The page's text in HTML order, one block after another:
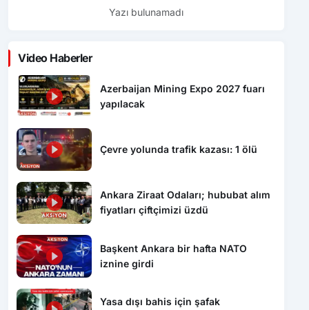
Yazı bulunamadı
Video Haberler
Azerbaijan Mining Expo 2027 fuarı
yapılacak
Çevre yolunda trafik kazası: 1 ölü
Ankara Ziraat Odaları; hububat alım
fiyatları çiftçimizi üzdü
Başkent Ankara bir hafta NATO
iznine girdi
Yasa dışı bahis için şafak